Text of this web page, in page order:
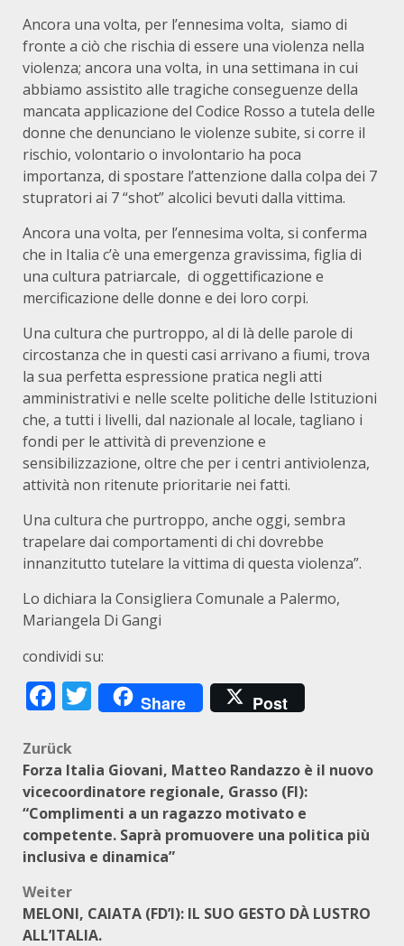
Ancora una volta, per l’ennesima volta, siamo di
fronte a ciò che rischia di essere una violenza nella
violenza; ancora una volta, in una settimana in cui
abbiamo assistito alle tragiche conseguenze della
mancata applicazione del Codice Rosso a tutela delle
donne che denunciano le violenze subite, si corre il
rischio, volontario o involontario ha poca
importanza, di spostare l’attenzione dalla colpa dei 7
stupratori ai 7 “shot” alcolici bevuti dalla vittima.
Ancora una volta, per l’ennesima volta, si conferma
che in Italia c’è una emergenza gravissima, figlia di
una cultura patriarcale, di oggettificazione e
mercificazione delle donne e dei loro corpi.
Una cultura che purtroppo, al di là delle parole di
circostanza che in questi casi arrivano a fiumi, trova
la sua perfetta espressione pratica negli atti
amministrativi e nelle scelte politiche delle Istituzioni
che, a tutti i livelli, dal nazionale al locale, tagliano i
fondi per le attività di prevenzione e
sensibilizzazione, oltre che per i centri antiviolenza,
attività non ritenute prioritarie nei fatti.
Una cultura che purtroppo, anche oggi, sembra
trapelare dai comportamenti di chi dovrebbe
innanzitutto tutelare la vittima di questa violenza”.
Lo dichiara la Consigliera Comunale a Palermo,
Mariangela Di Gangi
condividi su:
Facebook
Twitter
Share Post
Beitragsnavigation
Zurück
Forza Italia Giovani, Matteo Randazzo è il nuovo
vicecoordinatore regionale, Grasso (FI):
“Complimenti a un ragazzo motivato e
competente. Saprà promuovere una politica più
inclusiva e dinamica”
Weiter
MELONI, CAIATA (FD’I): IL SUO GESTO DÀ LUSTRO
ALL’ITALIA.